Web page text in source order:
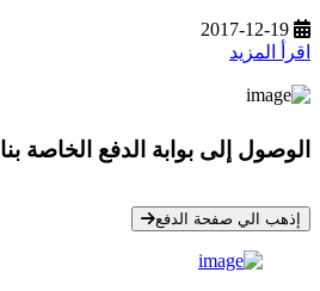
2017-12-19
اقرأ المزيد
الوصول إلى بوابة الدفع الخاصة بنا
إذهب الي صفحة الدفع